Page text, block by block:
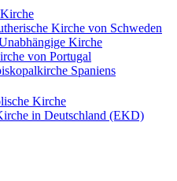
Kirche von Schweden
Kirche
von Portugal
Spaniens
Kirche
in Deutschland (EKD)